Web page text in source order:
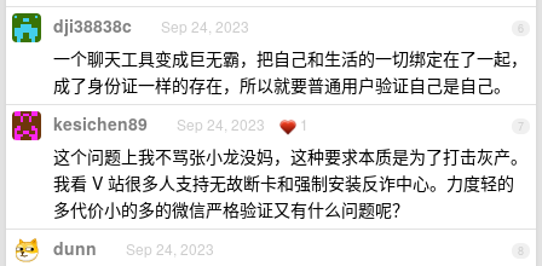
6
dji38838c Sep 24, 2023
一个聊天工具变成巨无霸，把自己和生活的一切绑定在了一起，
成了身份证一样的存在，所以就要普通用户验证自己是自己。
7
kesichen89 Sep 24, 2023 1
这个问题上我不骂张小龙没妈，这种要求本质是为了打击灰产。
我看 V 站很多人支持无故断卡和强制安装反诈中心。力度轻的
多代价小的多的微信严格验证又有什么问题呢？
8
dunn Sep 24, 2023